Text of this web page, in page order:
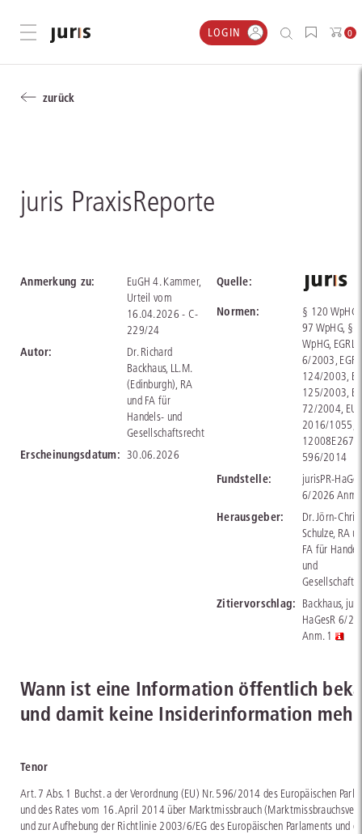
Menü öffnen LOGIN 0
zurück
juris PraxisReporte
Anmerkung zu:
EuGH 4. Kammer,
Urteil vom
16.04.2026 - C-
229/24
Autor:
Dr. Richard
Backhaus, LL.M.
(Edinburgh), RA
und FA für
Handels- und
Gesellschaftsrecht
Erscheinungsdatum: 30.06.2026
Quelle:
Normen:
§ 120 WpHG,
97 WpHG, §
WpHG, EGRL
6/2003, EGRL
124/2003,
125/2003,
72/2004,
2016/1055,
12008E267,
596/2014
Fundstelle:
jurisPR-
6/2026 Anm.
Herausgeber:
Dr. Jörn-
Schulze, RA
FA für
und
Zitiervorschlag: Backhaus,
HaGesR 6/
Anm. 1
Wann ist eine Information öffentlich
und damit keine Insiderinformation
Tenor
Art. 7 Abs. 1 Buchst. a der Verordnung (EU) Nr. 596/2014 des Europäischen
und des Rates vom 16. April 2014 über Marktmissbrauch
und zur Aufhebung der Richtlinie 2003/6/EG des Europäischen Parlaments und